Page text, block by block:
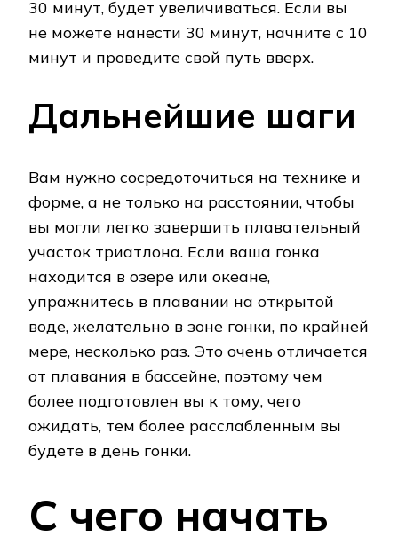
30 минут, будет увеличиваться. Если вы
не можете нанести 30 минут, начните с 10
минут и проведите свой путь вверх.
Дальнейшие шаги
Вам нужно сосредоточиться на технике и
форме, а не только на расстоянии, чтобы
вы могли легко завершить плавательный
участок триатлона. Если ваша гонка
находится в озере или океане,
упражнитесь в плавании на открытой
воде, желательно в зоне гонки, по крайней
мере, несколько раз. Это очень отличается
от плавания в бассейне, поэтому чем
более подготовлен вы к тому, чего
ожидать, тем более расслабленным вы
будете в день гонки.
С чего начать